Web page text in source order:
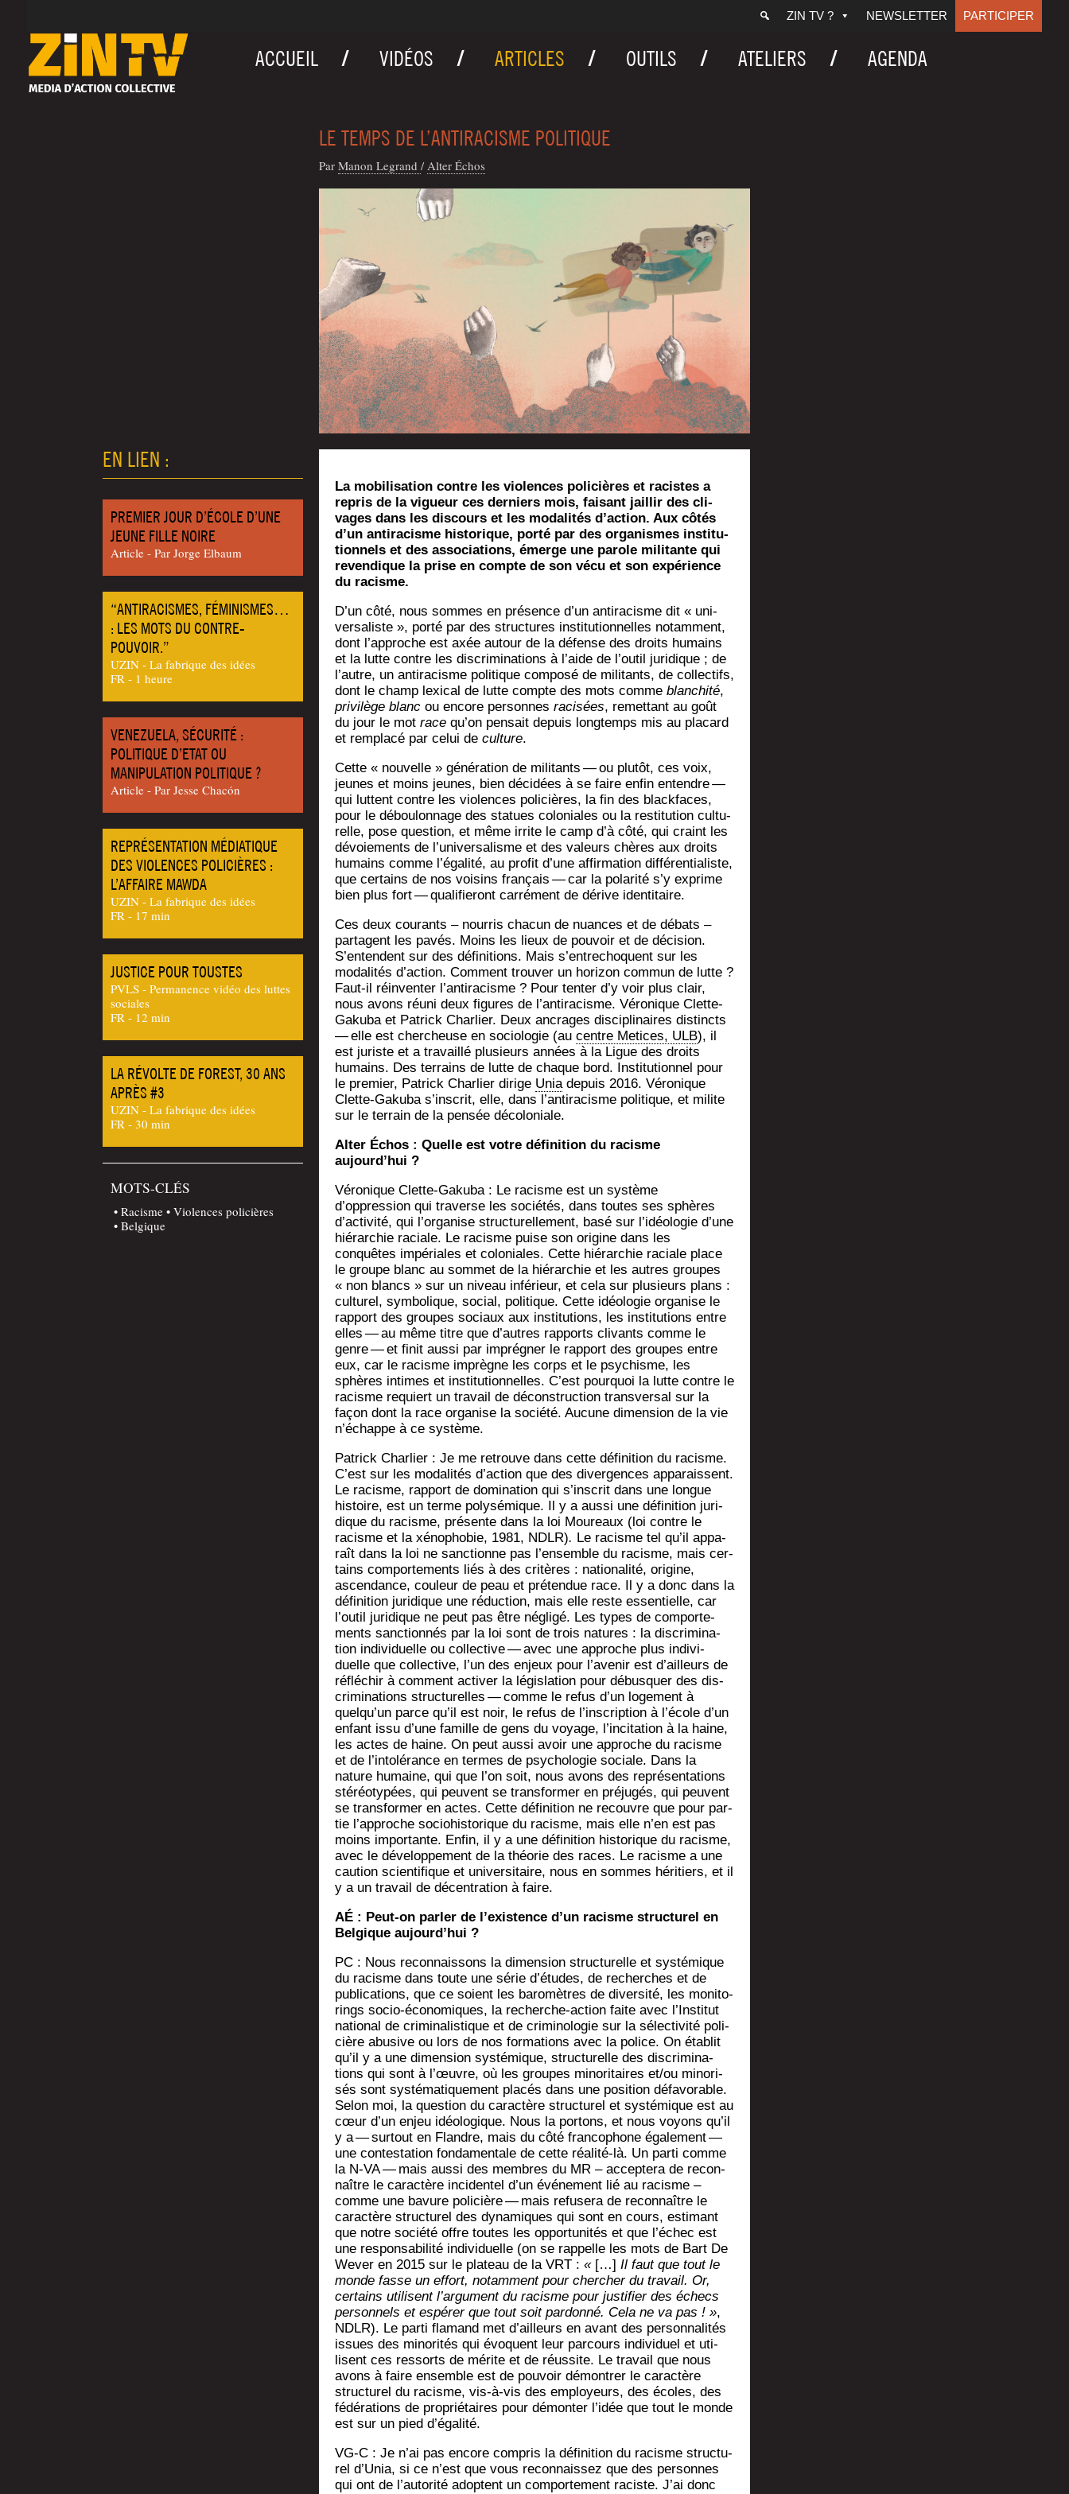
ZIN TV ? NEWSLETTER PARTICIPER
ACCUEIL VIDÉOS ARTICLES OUTILS ATELIERS AGENDA
LE TEMPS DE L’ANTIRACISME POLITIQUE
Par Manon Legrand / Alter Échos
EN LIEN :
PREMIER JOUR D’ÉCOLE D’UNE
JEUNE FILLE NOIRE
Article - Par Jorge Elbaum
“ANTIRACISMES, FÉMINISMES…
: LES MOTS DU CONTRE-
POUVOIR.”
UZIN - La fabrique des idées
FR - 1 heure
VENEZUELA, SÉCURITÉ :
POLITIQUE D’ETAT OU
MANIPULATION POLITIQUE ?
Article - Par Jesse Chacón
REPRÉSENTATION MÉDIATIQUE
DES VIOLENCES POLICIÈRES :
L’AFFAIRE MAWDA
UZIN - La fabrique des idées
FR - 17 min
JUSTICE POUR TOUSTES
PVLS - Permanence vidéo des luttes
sociales
FR - 12 min
LA RÉVOLTE DE FOREST, 30 ANS
APRÈS #3
UZIN - La fabrique des idées
FR - 30 min
MOTS-CLÉS
Racisme
Violences policières
Belgique
La mobi­li­sa­tion contre les vio­lences poli­cières et racistes a
repris de la vigueur ces der­niers mois, fai­sant jaillir des cli­
vages dans les dis­cours et les moda­li­tés d’action. Aux côtés
d’un anti­ra­cisme his­to­rique, por­té par des orga­nismes ins­ti­tu­
tion­nels et des asso­cia­tions, émerge une parole mili­tante qui
reven­dique la prise en compte de son vécu et son expé­rience
du racisme.
D’un côté, nous sommes en pré­sence d’un anti­ra­cisme dit « uni­
ver­sa­liste », por­té par des struc­tures ins­ti­tu­tion­nelles notam­ment,
dont l’approche est axée autour de la défense des droits humains
et la lutte contre les dis­cri­mi­na­tions à l’aide de l’outil juri­dique ; de
l’autre, un anti­ra­cisme poli­tique com­po­sé de mili­tants, de col­lec­tifs,
dont le champ lexi­cal de lutte compte des mots comme blan­chi­té,
pri­vi­lège blancou encore per­sonnes raci­sées, remet­tant au goût
du jour le mot racequ’on pen­sait depuis long­temps mis au pla­card
et rem­pla­cé par celui de culture.
Cette « nou­velle » géné­ra­tion de mili­tants — ou plu­tôt, ces voix,
jeunes et moins jeunes, bien déci­dées à se faire enfin entendre —
qui luttent contre les vio­lences poli­cières, la fin des black­faces,
pour le débou­lon­nage des sta­tues colo­niales ou la res­ti­tu­tion cultu­
relle, pose ques­tion, et même irrite le camp d’à côté, qui craint les
dévoie­ments de l’universalisme et des valeurs chères aux droits
humains comme l’égalité, au pro­fit d’une affir­ma­tion dif­fé­ren­tia­liste,
que cer­tains de nos voi­sins fran­çais — car la pola­ri­té s’y exprime
bien plus fort — qua­li­fie­ront car­ré­ment de dérive identitaire.
Ces deux cou­rants – nour­ris cha­cun de nuances et de débats –
par­tagent les pavés. Moins les lieux de pou­voir et de déci­sion.
S’entendent sur des défi­ni­tions. Mais s’entrechoquent sur les
moda­li­tés d’action. Com­ment trou­ver un hori­zon com­mun de lutte ?
Faut-il réin­ven­ter l’antiracisme ? Pour ten­ter d’y voir plus clair,
nous avons réuni deux figures de l’antiracisme. Véro­nique Clette-
Gaku­ba et Patrick Char­lier. Deux ancrages dis­ci­pli­naires dis­tincts
— elle est cher­cheuse en socio­lo­gie (au centre Metices, ULB), il
est juriste et a tra­vaillé plu­sieurs années à la Ligue des droits
humains. Des ter­rains de lutte de chaque bord. Ins­ti­tu­tion­nel pour
le pre­mier, Patrick Char­lier dirige Uniadepuis 2016. Véro­nique
Clette-Gaku­ba s’inscrit, elle, dans l’antiracisme poli­tique, et milite
sur le ter­rain de la pen­sée décoloniale.
Alter Échos : Quelle est votre défi­ni­tion du racisme
aujourd’hui ?
Véro­nique Clette-Gaku­ba : Le racisme est un sys­tème
d’oppression qui tra­verse les socié­tés, dans toutes ses sphères
d’activité, qui l’organise struc­tu­rel­le­ment, basé sur l’idéologie d’une
hié­rar­chie raciale. Le racisme puise son ori­gine dans les
conquêtes impé­riales et colo­niales. Cette hié­rar­chie raciale place
le groupe blanc au som­met de la hié­rar­chie et les autres groupes
« non blancs » sur un niveau infé­rieur, et cela sur plu­sieurs plans :
cultu­rel, sym­bo­lique, social, poli­tique. Cette idéo­lo­gie orga­nise le
rap­port des groupes sociaux aux ins­ti­tu­tions, les ins­ti­tu­tions entre
elles — au même titre que d’autres rap­ports cli­vants comme le
genre — et finit aus­si par impré­gner le rap­port des groupes entre
eux, car le racisme imprègne les corps et le psy­chisme, les
sphères intimes et ins­ti­tu­tion­nelles. C’est pour­quoi la lutte contre le
racisme requiert un tra­vail de décons­truc­tion trans­ver­sal sur la
façon dont la race orga­nise la socié­té. Aucune dimen­sion de la vie
n’échappe à ce système.
Patrick Char­lier : Je me retrouve dans cette défi­ni­tion du racisme.
C’est sur les moda­li­tés d’action que des diver­gences appa­raissent.
Le racisme, rap­port de domi­na­tion qui s’inscrit dans une longue
his­toire, est un terme poly­sé­mique. Il y a aus­si une défi­ni­tion juri­
dique du racisme, pré­sente dans la loi Mou­reaux (loi contre le
racisme et la xéno­pho­bie, 1981, NDLR). Le racisme tel qu’il appa­
raît dans la loi ne sanc­tionne pas l’ensemble du racisme, mais cer­
tains com­por­te­ments liés à des cri­tères : natio­na­li­té, ori­gine,
ascen­dance, cou­leur de peau et pré­ten­due race. Il y a donc dans la
défi­ni­tion juri­dique une réduc­tion, mais elle reste essen­tielle, car
l’outil juri­dique ne peut pas être négli­gé. Les types de com­por­te­
ments sanc­tion­nés par la loi sont de trois natures : la dis­cri­mi­na­
tion indi­vi­duelle ou col­lec­tive — avec une approche plus indi­vi­
duelle que col­lec­tive, l’un des enjeux pour l’avenir est d’ailleurs de
réflé­chir à com­ment acti­ver la légis­la­tion pour débus­quer des dis­
cri­mi­na­tions struc­tu­relles — comme le refus d’un loge­ment à
quelqu’un parce qu’il est noir, le refus de l’inscription à l’école d’un
enfant issu d’une famille de gens du voyage, l’incitation à la haine,
les actes de haine. On peut aus­si avoir une approche du racisme
et de l’intolérance en termes de psy­cho­lo­gie sociale. Dans la
nature humaine, qui que l’on soit, nous avons des repré­sen­ta­tions
sté­réo­ty­pées, qui peuvent se trans­for­mer en pré­ju­gés, qui peuvent
se trans­for­mer en actes. Cette défi­ni­tion ne recouvre que pour par­
tie l’approche socio­his­to­rique du racisme, mais elle n’en est pas
moins impor­tante. Enfin, il y a une défi­ni­tion his­to­rique du racisme,
avec le déve­lop­pe­ment de la théo­rie des races. Le racisme a une
cau­tion scien­ti­fique et uni­ver­si­taire, nous en sommes héri­tiers, et il
y a un tra­vail de décen­tra­tion à faire.
AÉ : Peut-on par­ler de l’existence d’un racisme struc­tu­rel en
Bel­gique aujourd’hui ?
PC : Nous recon­nais­sons la dimen­sion struc­tu­relle et sys­té­mique
du racisme dans toute une série d’études, de recherches et de
publi­ca­tions, que ce soient les baro­mètres de diver­si­té, les moni­to­
rings socio-éco­no­miques, la recherche-action faite avec l’Institut
natio­nal de cri­mi­na­lis­tique et de cri­mi­no­lo­gie sur la sélec­ti­vi­té poli­
cière abu­sive ou lors de nos for­ma­tions avec la police. On éta­blit
qu’il y a une dimen­sion sys­té­mique, struc­tu­relle des dis­cri­mi­na­
tions qui sont à l’œuvre, où les groupes mino­ri­taires et/ou mino­ri­
sés sont sys­té­ma­ti­que­ment pla­cés dans une posi­tion défa­vo­rable.
Selon moi, la ques­tion du carac­tère struc­tu­rel et sys­té­mique est au
cœur d’un enjeu idéo­lo­gique. Nous la por­tons, et nous voyons qu’il
y a — sur­tout en Flandre, mais du côté fran­co­phone éga­le­ment —
une contes­ta­tion fon­da­men­tale de cette réa­li­té-là. Un par­ti comme
la N‑VA — mais aus­si des membres du MR – accep­te­ra de recon­
naître le carac­tère inci­den­tel d’un évé­ne­ment lié au racisme –
comme une bavure poli­cière — mais refu­se­ra de recon­naître le
carac­tère struc­tu­rel des dyna­miques qui sont en cours, esti­mant
que notre socié­té offre toutes les oppor­tu­ni­tés et que l’échec est
une res­pon­sa­bi­li­té indi­vi­duelle (on se rap­pelle les mots de Bart De
Wever en 2015 sur le pla­teau de la VRT : « […] Il faut que tout le
monde fasse un effort, notam­ment pour cher­cher du tra­vail. Or,
cer­tains uti­lisent l’argument du racisme pour jus­ti­fier des échecs
per­son­nels et espé­rer que tout soit par­don­né. Cela ne va pas ! »,
NDLR). Le par­ti fla­mand met d’ailleurs en avant des per­son­na­li­tés
issues des mino­ri­tés qui évoquent leur par­cours indi­vi­duel et uti­
lisent ces res­sorts de mérite et de réus­site. Le tra­vail que nous
avons à faire ensemble est de pou­voir démon­trer le carac­tère
struc­tu­rel du racisme, vis-à-vis des employeurs, des écoles, des
fédé­ra­tions de pro­prié­taires pour démon­ter l’idée que tout le monde
est sur un pied d’égalité.
VG‑C : Je n’ai pas encore com­pris la défi­ni­tion du racisme struc­tu­
rel d’Unia, si ce n’est que vous recon­nais­sez que des per­sonnes
qui ont de l’autorité adoptent un com­por­te­ment raciste. J’ai donc